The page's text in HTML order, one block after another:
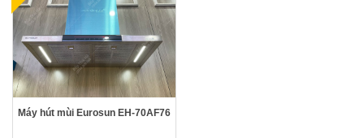
Máy hút mùi Eurosun EH-70AF76